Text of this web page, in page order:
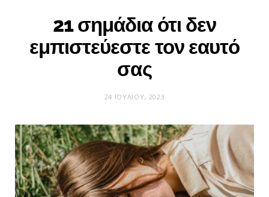
21 σημάδια ότι δεν
εμπιστεύεστε τον εαυτό
σας
24 ΙΟΥΛΊΟΥ, 2023